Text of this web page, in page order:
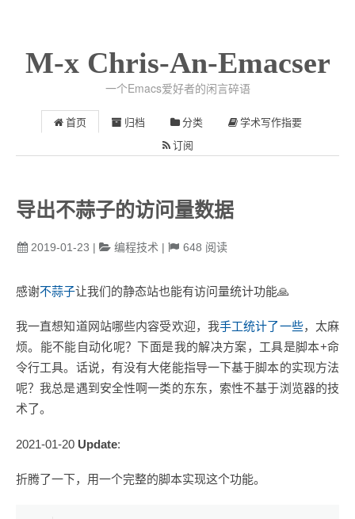
M-x Chris-An-Emacser
一个Emacs爱好者的闲言碎语
首页 归档 分类 学术写作指要
订阅
导出不蒜子的访问量数据
2019-01-23 | 编程技术 | 648 阅读
感谢不蒜子让我们的静态站也能有访问量统计功能🙏
我一直想知道网站哪些内容受欢迎，我手工统计了一些，太麻
烦。能不能自动化呢？下面是我的解决方案，工具是脚本+命
令行工具。话说，有没有大佬能指导一下基于脚本的实现方法
呢？我总是遇到安全性啊一类的东东，索性不基于浏览器的技
术了。
2021-01-20 Update:
折腾了一下，用一个完整的脚本实现这个功能。